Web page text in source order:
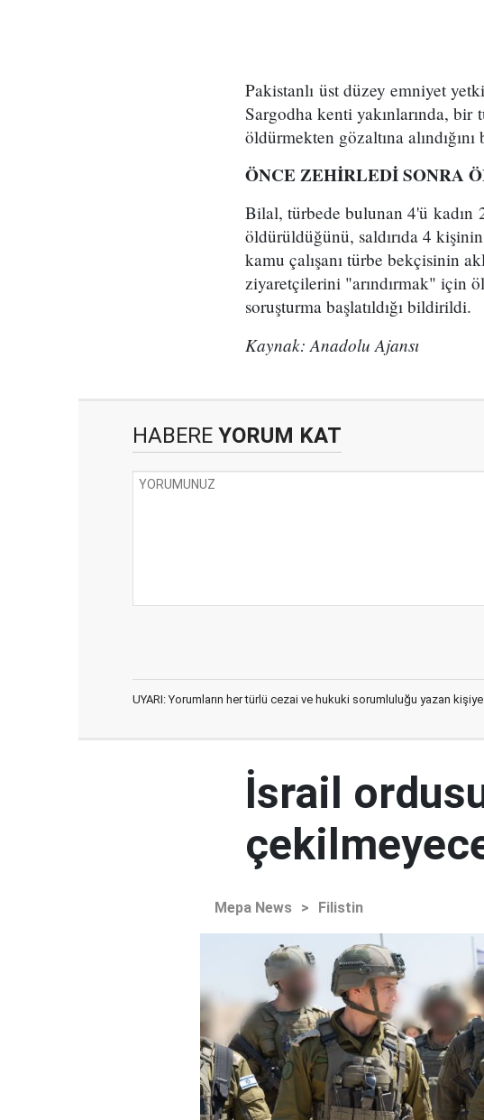
Pakistanlı üst düzey emniyet
Sargodha kenti yakınlarında,
öldürmekten gözaltına
ÖNCE ZEHİRLEDİ SONRA
Bilal, türbede bulunan 4'ü kadın
öldürüldüğünü, saldırıda 4
kamu çalışanı türbe bekçisinin
ziyaretçilerini "arındırmak" için
soruşturma başlatıldığı bildirildi.
Kaynak: Anadolu Ajansı
HABERE YORUM KAT
UYARI: Yorumların her türlü cezai ve hukuki sorumluluğu yazan
İsrail
Mepa News > Filistin